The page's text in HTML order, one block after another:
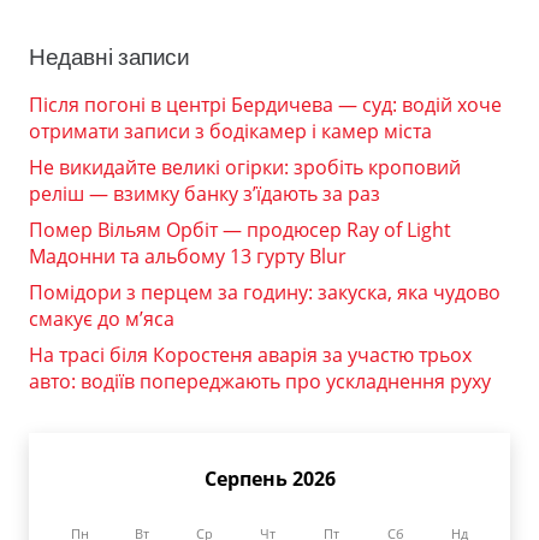
Недавні записи
Після погоні в центрі Бердичева — суд: водій хоче
отримати записи з бодікамер і камер міста
Не викидайте великі огірки: зробіть кроповий
реліш — взимку банку з’їдають за раз
Помер Вільям Орбіт — продюсер Ray of Light
Мадонни та альбому 13 гурту Blur
Помідори з перцем за годину: закуска, яка чудово
смакує до м’яса
На трасі біля Коростеня аварія за участю трьох
авто: водіїв попереджають про ускладнення руху
Серпень 2026
Пн Вт Ср Чт Пт Сб Нд